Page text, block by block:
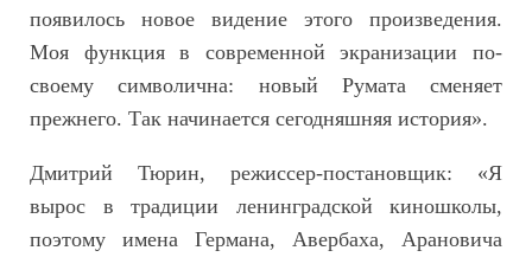
появилось новое видение этого произведения.
Моя функция в современной экранизации по-
своему символична: новый Румата сменяет
прежнего. Так начинается сегодняшняя история».
Дмитрий Тюрин, режиссер-постановщик: «Я
вырос в традиции ленинградской киношколы,
поэтому имена Германа, Авербаха, Арановича